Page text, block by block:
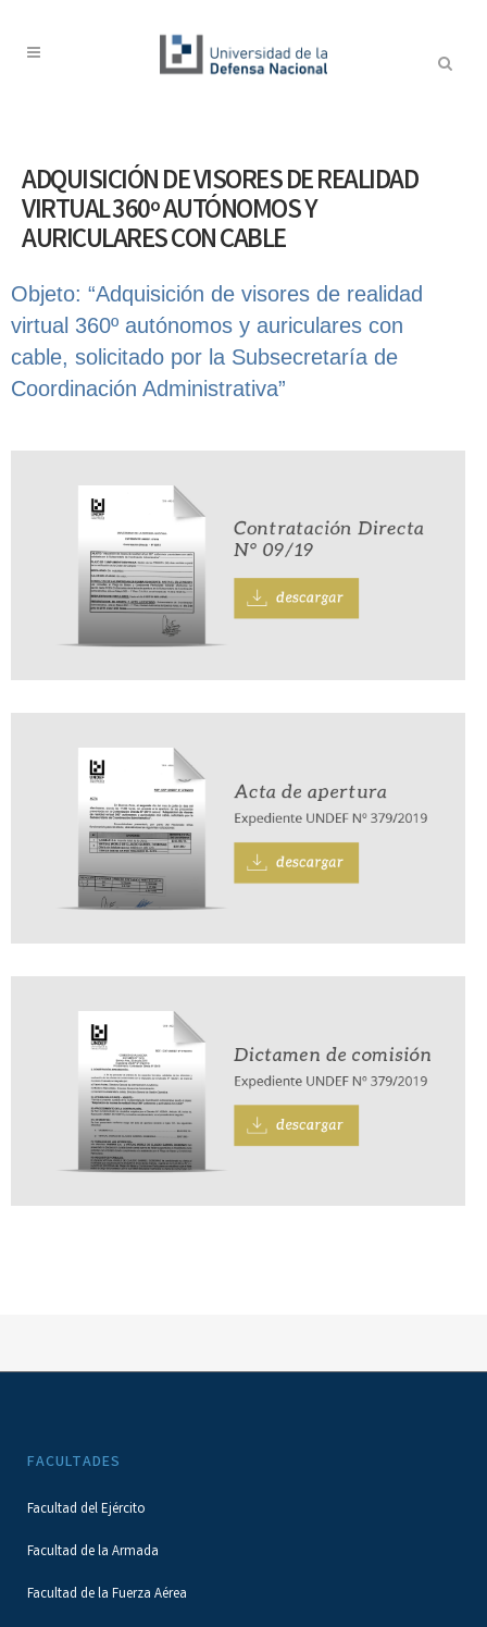
ADQUISICIÓN DE VISORES DE REALIDAD
VIRTUAL 360º AUTÓNOMOS Y
AURICULARES CON CABLE
Objeto: “Adquisición de visores de realidad
virtual 360º autónomos y auriculares con
cable, solicitado por la Subsecretaría de
Coordinación Administrativa”
FACULTADES
Facultad del Ejército
Facultad de la Armada
Facultad de la Fuerza Aérea